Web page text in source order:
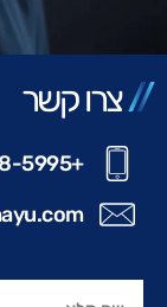
צרו קשר
+972-54-568-5995